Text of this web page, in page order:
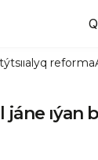
reforma
ıýan